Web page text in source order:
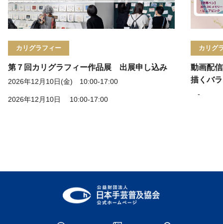
カリグラフィー
第７回カリグラフィー作品展 出展申し込み
2026年12月10日(金) 10:00-17:00
2026年12月10日 10:00-17:00
カリグ
動画配
描くバ
-